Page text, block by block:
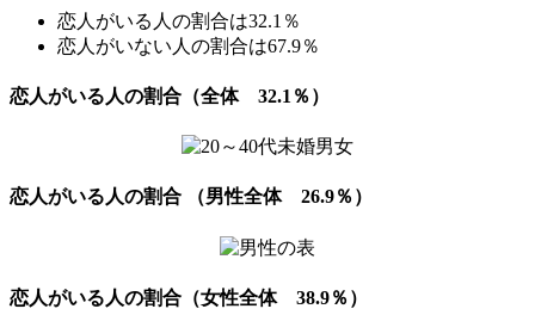
恋人がいる人の割合は32.1％
恋人がいない人の割合は67.9％
恋人がいる人の割合（全体 32.1％）
恋人がいる人の割合 （男性全体 26.9％）
恋人がいる人の割合（女性全体 38.9％）